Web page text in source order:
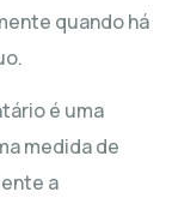
quando há
é uma
medida de
a